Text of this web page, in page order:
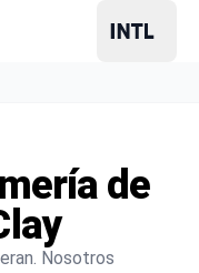
de
Nosotros